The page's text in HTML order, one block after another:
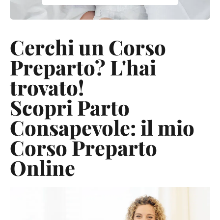
Cerchi un Corso
Preparto? L'hai
trovato!
Scopri Parto
Consapevole: il mio
Corso Preparto
Online